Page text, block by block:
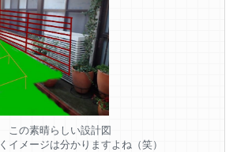
この素晴らしい設計図
イメージは分かりますよね（笑）